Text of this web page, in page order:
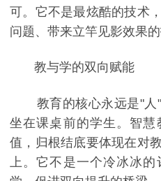
可。它不是最炫酷的技术
问题、带来立竿见影效果的
教与学的双向赋能
教育的核心永远是"人
坐在课桌前的学生。智
值，归根结底要体现在对
上。它不是一个冷冰冰